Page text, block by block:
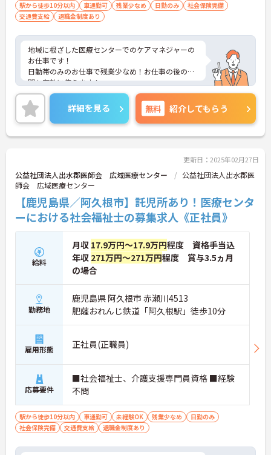
駅から徒歩10分以内 車通勤可 残業少なめ 日勤のみ
社会保険完備
交通費支給
退職金制度あり
地域に根ざした医療センターでのケアマネジャーの
お仕事です！
日勤帯のみのお仕事で残業少なめ！お仕事の後の時
間も有効に使えます！
託児所完備で子育て中の方も安心して働けます！
ご興味ある方には、面接のポイントなど、さらに詳
細をお話致しますのでお気軽にご相談ください。
詳細を見る 無料 紹介してもらう
更新日：2025年02月27日
公益社団法人出水郡医師会 広域医療センター
公益社団法人出水郡医
師会 広域医療センター
【鹿児島県／阿久根市】託児所あり！医療センタ
ーにおける社会福祉士の募集求人《正社員》
給料
月収 17.9万円～17.9万円程度 資格手当込
年収 271万円～271万円程度 賞与3.5ヵ月
の場合
勤務地
鹿児島県 阿久根市 赤瀬川4513
肥薩おれんじ鉄道「阿久根駅」徒歩10分
雇用形態 正社員(正職員)
応募要件
■社会福祉士、介護支援専門員資格 ■経験
不問
駅から徒歩10分以内 車通勤可 未経験OK 残業少なめ
日勤のみ
社会保険完備
交通費支給 退職金制度あり